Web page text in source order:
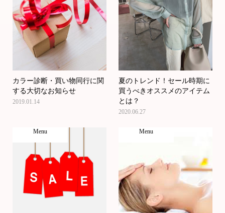
カラー診断・買い物同行に関
する大切なお知らせ
2019.01.14
夏のトレンド！セール時期に
買うべきオススメのアイテム
とは？
2020.06.27
Menu Menu